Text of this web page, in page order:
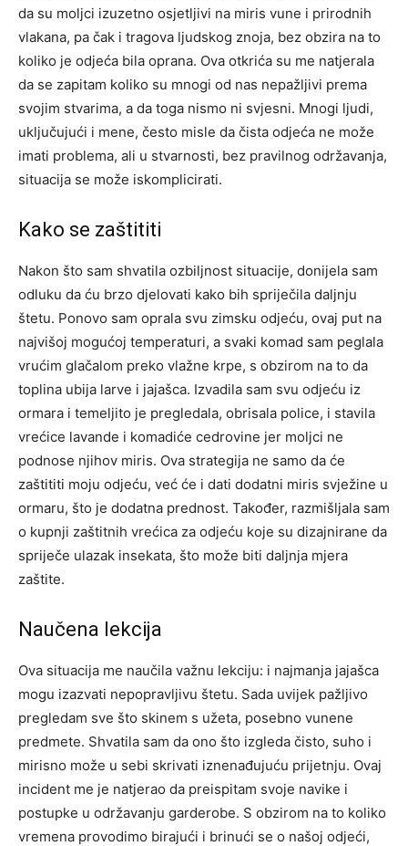
da su moljci izuzetno osjetljivi na miris vune i prirodnih
vlakana, pa čak i tragova ljudskog znoja, bez obzira na to
koliko je odjeća bila oprana. Ova otkrića su me natjerala
da se zapitam koliko su mnogi od nas nepažljivi prema
svojim stvarima, a da toga nismo ni svjesni. Mnogi ljudi,
uključujući i mene, često misle da čista odjeća ne može
imati problema, ali u stvarnosti, bez pravilnog održavanja,
situacija se može iskomplicirati.
Kako se zaštititi
Nakon što sam shvatila ozbiljnost situacije, donijela sam
odluku da ću brzo djelovati kako bih spriječila daljnju
štetu. Ponovo sam oprala svu zimsku odjeću, ovaj put na
najvišoj mogućoj temperaturi, a svaki komad sam peglala
vrućim glačalom preko vlažne krpe, s obzirom na to da
toplina ubija larve i jajašca. Izvadila sam svu odjeću iz
ormara i temeljito je pregledala, obrisala police, i stavila
vrećice lavande i komadiće cedrovine jer moljci ne
podnose njihov miris. Ova strategija ne samo da će
zaštititi moju odjeću, već će i dati dodatni miris svježine u
ormaru, što je dodatna prednost. Također, razmišljala sam
o kupnji zaštitnih vrećica za odjeću koje su dizajnirane da
spriječe ulazak insekata, što može biti daljnja mjera
zaštite.
Naučena lekcija
Ova situacija me naučila važnu lekciju: i najmanja jajašca
mogu izazvati nepopravljivu štetu. Sada uvijek pažljivo
pregledam sve što skinem s užeta, posebno vunene
predmete. Shvatila sam da ono što izgleda čisto, suho i
mirisno može u sebi skrivati iznenađujuću prijetnju. Ovaj
incident me je natjerao da preispitam svoje navike i
postupke u održavanju garderobe. S obzirom na to koliko
vremena provodimo birajući i brinući se o našoj odjeći,